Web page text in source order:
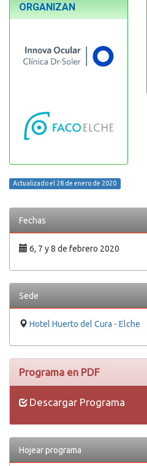
ORGANIZAN
Actualizado el 28 de enero de 2020
Fechas
6, 7 y 8 de febrero 2020
Sede
Hotel Huerto del Cura - Elche
Programa en PDF
Descargar Programa
Hojear programa